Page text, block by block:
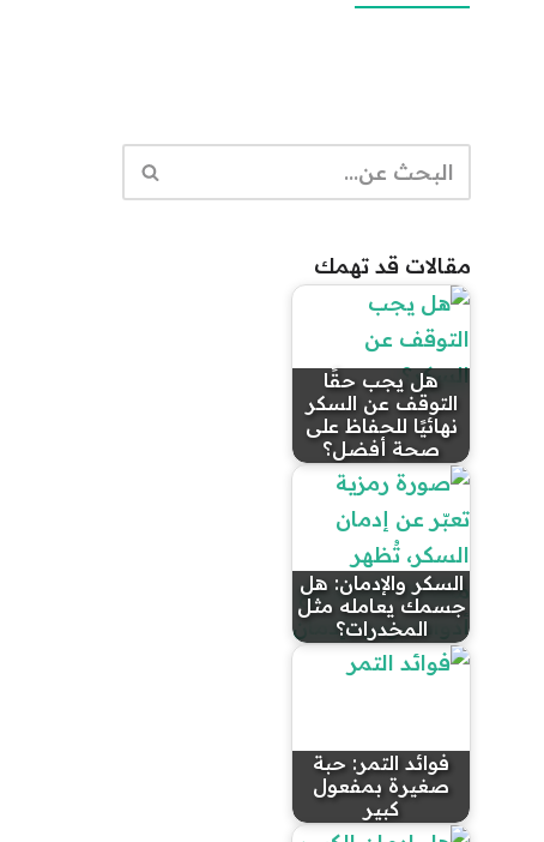
مقالات قد تهمك
هل يجب حقًا
التوقف عن السكر
نهائيًا للحفاظ على
صحة أفضل؟
السكر والإدمان: هل
جسمك يعامله مثل
المخدرات؟
فوائد التمر: حبة
صغيرة بمفعول
كبير